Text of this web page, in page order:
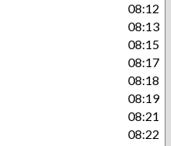
08:12
08:13
08:15
08:17
08:18
08:19
08:21
08:22